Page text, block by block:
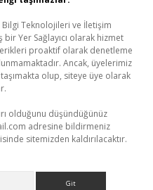
Bilgi Teknolojileri ve İletişim
bir Yer Sağlayıcı olarak hizmet
proaktif olarak denetleme
Ancak, üyelerimiz
olup, siteye üye olarak
olduğunu düşündüğünüz
adresine bildirmeniz
sitemizden kaldırılacaktır.